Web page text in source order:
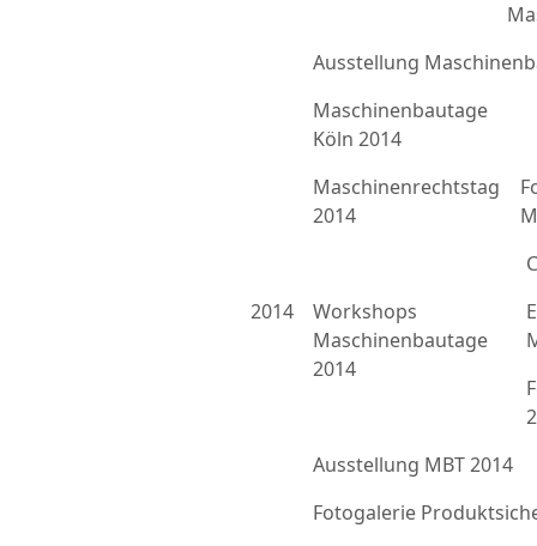
Ausstellung
2014
Maschinenbautage
Köln 2014
Maschinenrechtstag
2014
Workshops
Maschinenbautage
2014
Ausstellung MBT 2014
Fotogalerie